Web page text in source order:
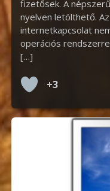
fizetősek. A
nyelven letölthető.
internetkapcsolat
operációs
[…]
+3